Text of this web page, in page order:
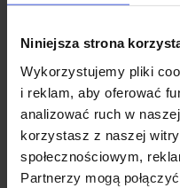
Niniejsza strona
Wykorzystujemy pliki
i reklam, aby oferować
analizować ruch w
korzystasz z naszej
społecznościowym,
Partnerzy mogą
Klasyczne
światła
Model MERCURY
tradycyjny wygląd
energooszczędną
przystosowana do